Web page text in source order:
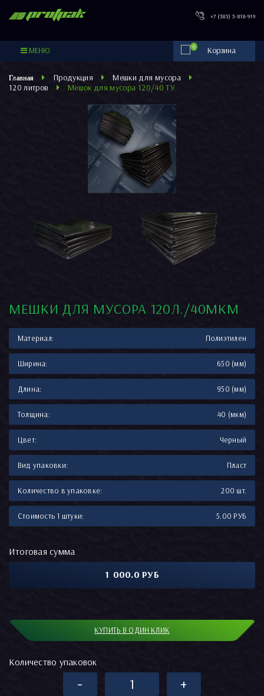
PROFPAK +7 (383) 3-818-919
0
МЕНЮ
Продукция
Мешки для мусора
120 литров
Мешок для мусора 120/40 ТУ
МЕШКИ ДЛЯ МУСОРА 120Л./40МКМ
Материал: Полиэтилен
Ширина: 650 (мм)
Длина: 950 (мм)
Толщина: 40 (мкм)
Цвет: Черный
Вид упаковки: Пласт
Количество в упаковке: 200 шт.
Стоимость 1 штуки: 5.00 РУБ
Количество упаковок
- +
Итоговая сумма
1 000.0 РУБ
КУПИТЬ В ОДИН КЛИК